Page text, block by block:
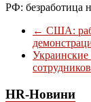
РФ: безработица
← США:
Украинские
сотрудников
HR-Новини